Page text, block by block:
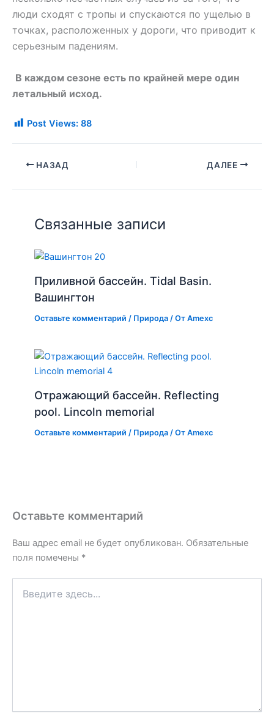
люди сходят с тропы и спускаются по ущелью в
точках, расположенных у дороги, что приводит к
серьезным падениям.
В каждом сезоне есть по крайней мере один
летальный исход.
Post Views: 88
НАЗАД ДАЛЕЕ
Связанные записи
Приливной бассейн. Tidal Basin.
Вашингтон
Оставьте комментарий / Природа / ОтAmexc
Отражающий бассейн. Reflecting
pool. Lincoln memorial
Оставьте комментарий / Природа / ОтAmexc
Оставьте комментарий
Ваш адрес email не будет опубликован. Обязательные
поля помечены *
здесь...